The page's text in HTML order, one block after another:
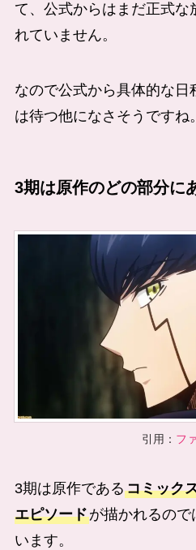
て、公式からはまだ正式な
れていません。
なので公式から具体的な日
は待つ他になさそうですね。
3期は原作のどの部分に
引用： フ
3期は原作であるコミック
エピソードが描かれるので
います。